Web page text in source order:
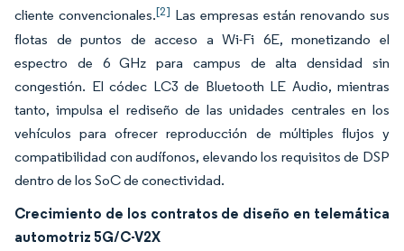
cliente convencionales.[2] Las empresas están renovando sus
flotas de puntos de acceso a Wi-Fi 6E, monetizando el
espectro de 6 GHz para campus de alta densidad sin
congestión. El códec LC3 de Bluetooth LE Audio, mientras
tanto, impulsa el rediseño de las unidades centrales en los
vehículos para ofrecer reproducción de múltiples flujos y
compatibilidad con audífonos, elevando los requisitos de DSP
dentro de los SoC de conectividad.
Crecimiento de los contratos de diseño en telemática
automotriz 5G/C-V2X